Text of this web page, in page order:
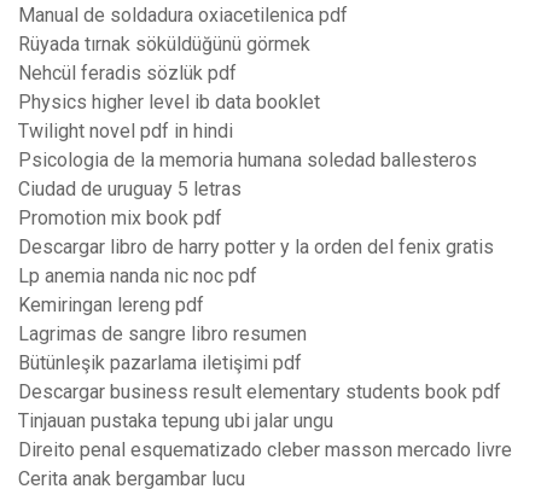
Manual de soldadura oxiacetilenica pdf
Rüyada tırnak söküldüğünü görmek
Nehcül feradis sözlük pdf
Physics higher level ib data booklet
Twilight novel pdf in hindi
Psicologia de la memoria humana soledad ballesteros
Ciudad de uruguay 5 letras
Promotion mix book pdf
Descargar libro de harry potter y la orden del fenix gratis
Lp anemia nanda nic noc pdf
Kemiringan lereng pdf
Lagrimas de sangre libro resumen
Bütünleşik pazarlama iletişimi pdf
Descargar business result elementary students book pdf
Tinjauan pustaka tepung ubi jalar ungu
Direito penal esquematizado cleber masson mercado livre
Cerita anak bergambar lucu